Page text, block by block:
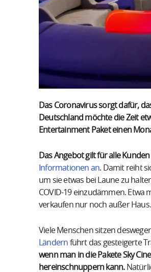
Das Coronavirus sorgt dafür,
Deutschland möchte die Zeit
Entertainment Paket einen
Das Angebot gilt für alle
Informationen an. Damit reiht
um sie etwas bei Laune zu
COVID-19 einzudämmen. Etwa
verkaufen nur noch außer
Viele Menschen sitzen
Ländern führt das gesteigerte
wenn man in die Pakete Sky
hereinschnuppern kann.